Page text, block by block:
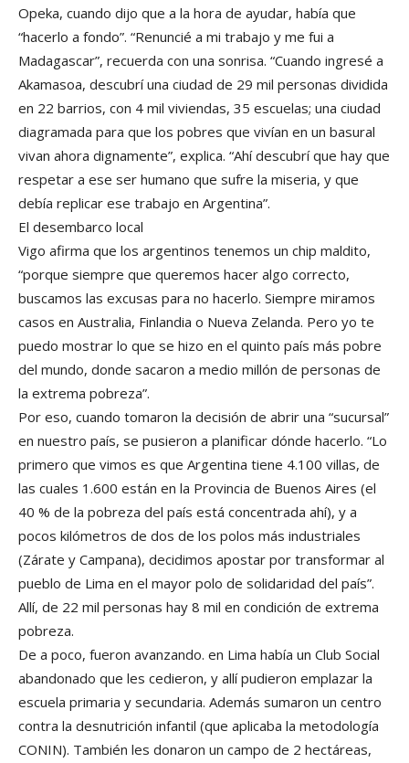
Opeka, cuando dijo que a la hora de ayudar, había que
“hacerlo a fondo”. “Renuncié a mi trabajo y me fui a
Madagascar”, recuerda con una sonrisa. “Cuando ingresé a
Akamasoa, descubrí una ciudad de 29 mil personas dividida
en 22 barrios, con 4 mil viviendas, 35 escuelas; una ciudad
diagramada para que los pobres que vivían en un basural
vivan ahora dignamente”, explica. “Ahí descubrí que hay que
respetar a ese ser humano que sufre la miseria, y que
debía replicar ese trabajo en Argentina”.
El desembarco local
Vigo afirma que los argentinos tenemos un chip maldito,
“porque siempre que queremos hacer algo correcto,
buscamos las excusas para no hacerlo. Siempre miramos
casos en Australia, Finlandia o Nueva Zelanda. Pero yo te
puedo mostrar lo que se hizo en el quinto país más pobre
del mundo, donde sacaron a medio millón de personas de
la extrema pobreza”.
Por eso, cuando tomaron la decisión de abrir una “sucursal”
en nuestro país, se pusieron a planificar dónde hacerlo. “Lo
primero que vimos es que Argentina tiene 4.100 villas, de
las cuales 1.600 están en la Provincia de Buenos Aires (el
40 % de la pobreza del país está concentrada ahí), y a
pocos kilómetros de dos de los polos más industriales
(Zárate y Campana), decidimos apostar por transformar al
pueblo de Lima en el mayor polo de solidaridad del país”.
Allí, de 22 mil personas hay 8 mil en condición de extrema
pobreza.
De a poco, fueron avanzando. en Lima había un Club Social
abandonado que les cedieron, y allí pudieron emplazar la
escuela primaria y secundaria. Además sumaron un centro
contra la desnutrición infantil (que aplicaba la metodología
CONIN). También les donaron un campo de 2 hectáreas,